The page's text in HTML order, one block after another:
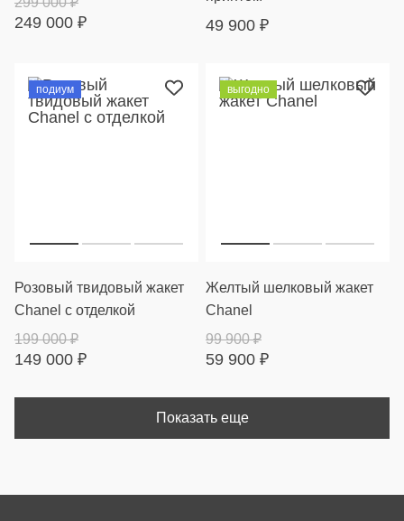
249 000 ₽ 49 900 ₽
подиум
Розовый твидовый жакет
Chanel с отделкой
149 000 ₽
199 000₽
выгодно
Желтый шелковый жакет
Chanel
59 900 ₽
99 900₽
Показать еще